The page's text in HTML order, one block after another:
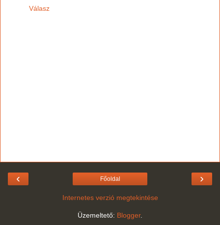
Válasz
‹ ›
Főoldal
Internetes verzió megtekintése
Üzemeltető: Blogger.